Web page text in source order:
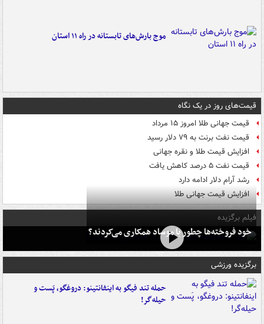
موج بارش‌های تابستانه در راه ۱۱ استان
قیمت‌های روز در یک نگاه
قیمت جهانی طلا امروز ۱۵ مرداد
قیمت نفت برنت به ۷۹ دلار رسید
افزایش قیمت طلا و نقره جهانی
قیمت نفت ۵ درصد کاهش یافت
رشد آرام دلار ادامه دارد
افزایش قیمت جهانی طلا
فیلم برگزیده
خود فروخته‌ها چطور با موساد همکاری می‌کردند؟
برگزیده ورزشی
حمله تند فیگو به اینفانتینو: دروغگو، پَست‌ و
حیله‌گر!